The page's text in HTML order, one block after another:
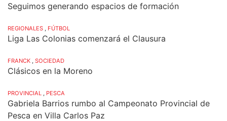
Seguimos generando espacios de formación
REGIONALES , FÚTBOL
Liga Las Colonias comenzará el Clausura
FRANCK , SOCIEDAD
Clásicos en la Moreno
PROVINCIAL , PESCA
Gabriela Barrios rumbo al Campeonato Provincial de
Pesca en Villa Carlos Paz